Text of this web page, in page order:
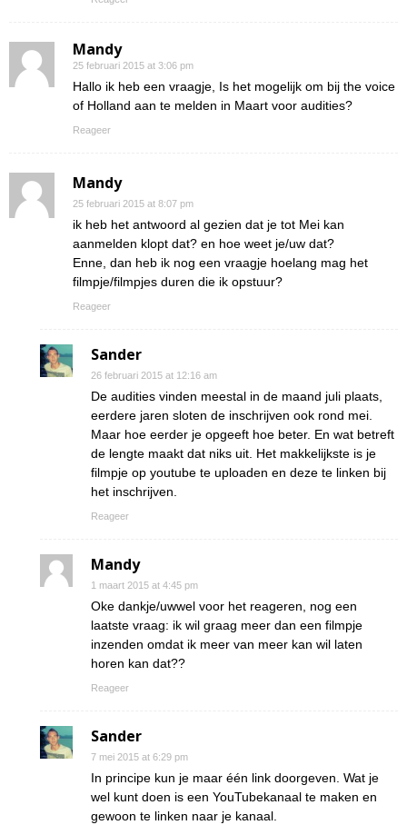
Mandy
25 februari 2015 at 3:06 pm
Hallo ik heb een vraagje, Is het mogelijk om bij the voice
of Holland aan te melden in Maart voor audities?
Reageer
Mandy
25 februari 2015 at 8:07 pm
ik heb het antwoord al gezien dat je tot Mei kan
aanmelden klopt dat? en hoe weet je/uw dat?
Enne, dan heb ik nog een vraagje hoelang mag het
filmpje/filmpjes duren die ik opstuur?
Reageer
Sander
26 februari 2015 at 12:16 am
De audities vinden meestal in de maand juli plaats,
eerdere jaren sloten de inschrijven ook rond mei.
Maar hoe eerder je opgeeft hoe beter. En wat betreft
de lengte maakt dat niks uit. Het makkelijkste is je
filmpje op youtube te uploaden en deze te linken bij
het inschrijven.
Reageer
Mandy
1 maart 2015 at 4:45 pm
Oke dankje/uwwel voor het reageren, nog een
laatste vraag: ik wil graag meer dan een filmpje
inzenden omdat ik meer van meer kan wil laten
horen kan dat??
Reageer
Sander
7 mei 2015 at 6:29 pm
In principe kun je maar één link doorgeven. Wat je
wel kunt doen is een YouTubekanaal te maken en
gewoon te linken naar je kanaal.